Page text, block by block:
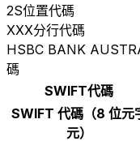
2S位置代碼
XXX分行代碼
HSBC BANK
碼
SWIFT代碼
SWIFT 代碼（8 位元
元）